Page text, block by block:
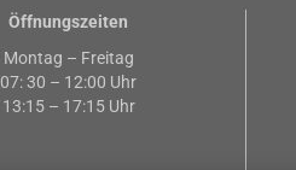
Öffnungszeiten
Montag – Freitag
07: 30 – 12:00 Uhr
13:15 – 17:15 Uhr